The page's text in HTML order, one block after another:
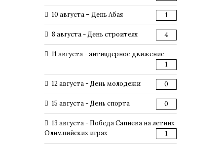
10 августа – День Абая 1
8 августа - День строителя 4
11 августа - антиядерное движение
1
12 августа - День молодежи 0
15 августа - День спорта 0
13 августа - Победа Сапиева на летних
Олимпийских играх
1